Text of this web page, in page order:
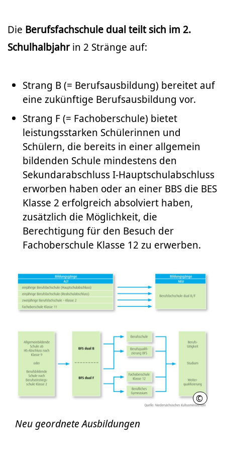
Die Berufsfachschule dual teilt sich im 2.
Schulhalbjahrin 2 Stränge auf:
Strang B (= Berufsausbildung) bereitet auf
eine zukünftige Berufsausbildung vor.
Strang F (= Fachoberschule) bietet
leistungsstarken Schülerinnen und
Schülern, die bereits in einer allgemein
bildenden Schule mindestens den
Sekundarabschluss I-Hauptschulabschluss
erworben haben oder an einer BBS die BES
Klasse 2 erfolgreich absolviert haben,
zusätzlich die Möglichkeit, die
Berechtigung für den Besuch der
Fachoberschule Klasse 12 zu erwerben.
© RH
Neu geordnete Ausbildungen